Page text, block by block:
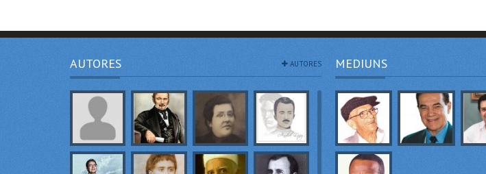
AUTORES AUTORES MEDIUNS